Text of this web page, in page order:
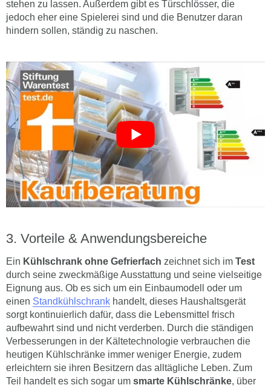
stehen zu lassen. Außerdem gibt es Türschlösser, die
jedoch eher eine Spielerei sind und die Benutzer daran
hindern sollen, ständig zu naschen.
Vorteile & Anwendungsbereiche
Ein Kühlschrank ohne Gefrierfach zeichnet sich im Test
durch seine zweckmäßige Ausstattung und seine vielseitige
Eignung aus. Ob es sich um ein Einbaumodell oder um
einen Standkühlschrank handelt, dieses Haushaltsgerät
sorgt kontinuierlich dafür, dass die Lebensmittel frisch
aufbewahrt sind und nicht verderben. Durch die ständigen
Verbesserungen in der Kältetechnologie verbrauchen die
heutigen Kühlschränke immer weniger Energie, zudem
erleichtern sie ihren Besitzern das alltägliche Leben. Zum
Teil handelt es sich sogar um smarte Kühlschränke, über